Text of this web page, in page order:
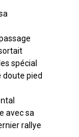
spécial
doute pied
avec sa
rallye